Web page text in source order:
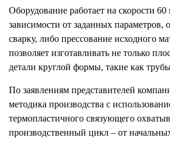
Оборудование работает на скорости
зависимости от заданных параметров,
сварку, либо прессование исходного
позволяет изготавливать не только
детали круглой формы, такие как
По заявлениям представителей
методика производства с
термопластичного связующего
производственный цикл – от